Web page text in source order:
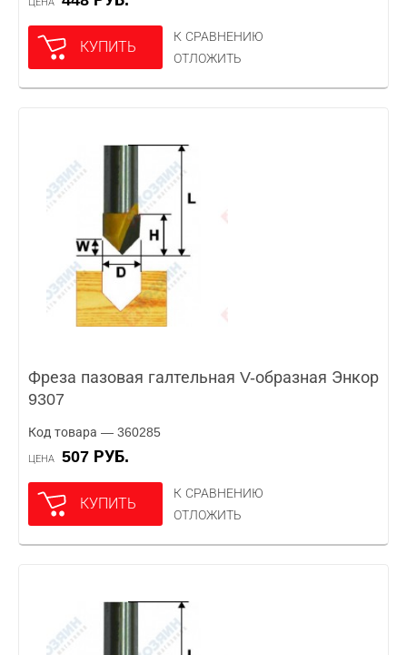
КУПИТЬ
К СРАВНЕНИЮ
ОТЛОЖИТЬ
Фреза пазовая галтельная V-образная Энкор
9307
Код товара — 360285
ЦЕНА 507 РУБ.
КУПИТЬ
К СРАВНЕНИЮ
ОТЛОЖИТЬ